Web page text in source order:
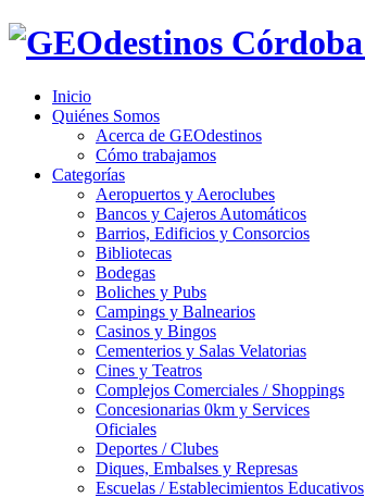
Inicio
Quiénes Somos
Acerca de GEOdestinos
Cómo trabajamos
Categorías
Aeropuertos y Aeroclubes
Bancos y Cajeros Automáticos
Barrios, Edificios y Consorcios
Bibliotecas
Bodegas
Boliches y Pubs
Campings y Balnearios
Casinos y Bingos
Cementerios y Salas Velatorias
Cines y Teatros
Complejos Comerciales / Shoppings
Concesionarias 0km y Services
Oficiales
Deportes / Clubes
Diques, Embalses y Represas
Escuelas / Establecimientos Educativos